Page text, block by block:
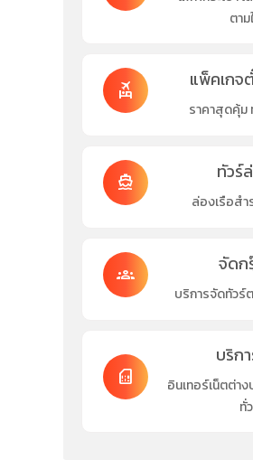
ตา
flights_and_hotels แพ็คเกจ
ราคาสุดคุ้ม
directions_boat ทัวร์
ล่องเรือส
groups จัดก
บริการจัดทัวร์
sim_card
บริก
อินเทอร์เน็ตต่า
ทั่